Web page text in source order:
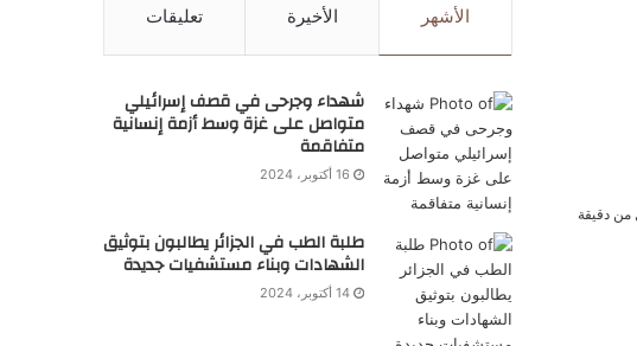
من دقيقة
الأشهر الأخيرة تعليقات
شهداء وجرحى في قصف إسرائيلي
متواصل على غزة وسط أزمة إنسانية
متفاقمة
16 أكتوبر، 2024
طلبة الطب في الجزائر يطالبون بتوثيق
الشهادات وبناء مستشفيات جديدة
14 أكتوبر، 2024